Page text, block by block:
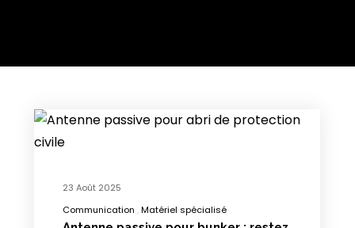
23 Août 2025
Communication Matériel spécialisé